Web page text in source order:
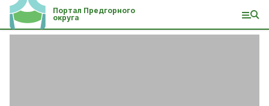
Портал Предгорного
округа